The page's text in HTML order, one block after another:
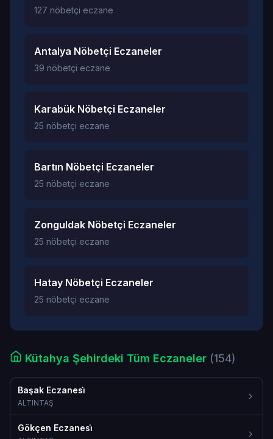
127 nöbetçi eczane
Antalya Nöbetçi Eczaneler
39 nöbetçi eczane
Karabük Nöbetçi Eczaneler
25 nöbetçi eczane
Bartın Nöbetçi Eczaneler
25 nöbetçi eczane
Zonguldak Nöbetçi Eczaneler
25 nöbetçi eczane
Hatay Nöbetçi Eczaneler
25 nöbetçi eczane
Kütahya Şehirdeki Tüm Eczaneler (154)
Başak Eczanesi̇
ALTINTAŞ
Gökçen Eczanesi̇